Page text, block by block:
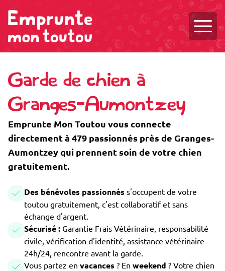
Garde de chien à
Granges-Aumontzey
Emprunte Mon Toutou vous connecte
directement à 479 passionnés près de Granges-
Aumontzey qui prennent soin de votre chien
gratuitement.
Des bénévoles passionnés s'occupent de votre
toutou gratuitement, c'est collaboratif et sans
échange d'argent.
Sécurisé : Garantie Frais Vétérinaire, responsabilité
civile, vérification d'identité, assistance vétérinaire
24h/24, rencontre avant la garde.
Vous partez en vacances ? En weekend ? Votre chien